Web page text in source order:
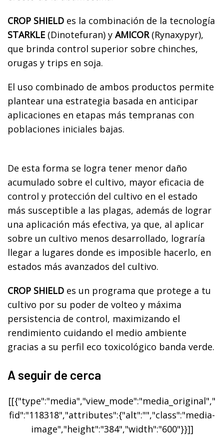
CROP SHIELD es la combinación de la tecnología
STARKLE (Dinotefuran) y AMICOR(Rynaxypyr),
que brinda control superior sobre chinches,
orugas y trips en soja.
El uso combinado de ambos productos permite
plantear una estrategia basada en anticipar
aplicaciones en etapas más tempranas con
poblaciones iniciales bajas.
De esta forma se logra tener menor daño
acumulado sobre el cultivo, mayor eficacia de
control y protección del cultivo en el estado
más susceptible a las plagas, además de lograr
una aplicación más efectiva, ya que, al aplicar
sobre un cultivo menos desarrollado, lograría
llegar a lugares donde es imposible hacerlo, en
estados más avanzados del cultivo.
CROP SHIELD es un programa que protege a tu
cultivo por su poder de volteo y máxima
persistencia de control, maximizando el
rendimiento cuidando el medio ambiente
gracias a su perfil eco toxicológico banda verde.
A seguir de cerca
[[{"type":"media","view_mode":"media_original","
fid":"118318","attributes":{"alt":"","class":"media-
image","height":"384","width":"600"}}]]